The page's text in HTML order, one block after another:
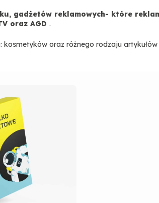
gadżetów reklamowych- które
oraz AGD .
oraz różnego rodzaju